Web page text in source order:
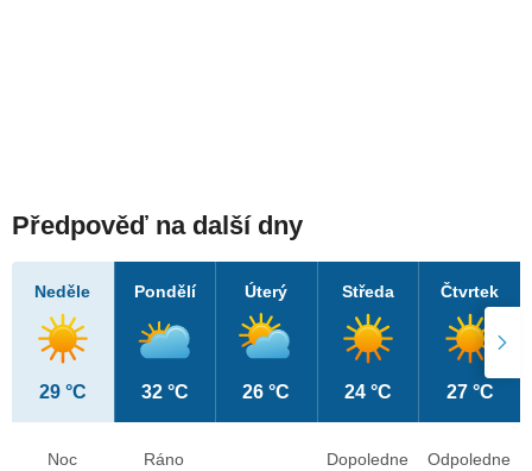
Předpověď na další dny
Neděle
29 °C
Pondělí
32 °C
Úterý
26 °C
Středa
24 °C
Čtvrtek
27 °C
Noc
Ráno
Dopoledne
Odpoledne